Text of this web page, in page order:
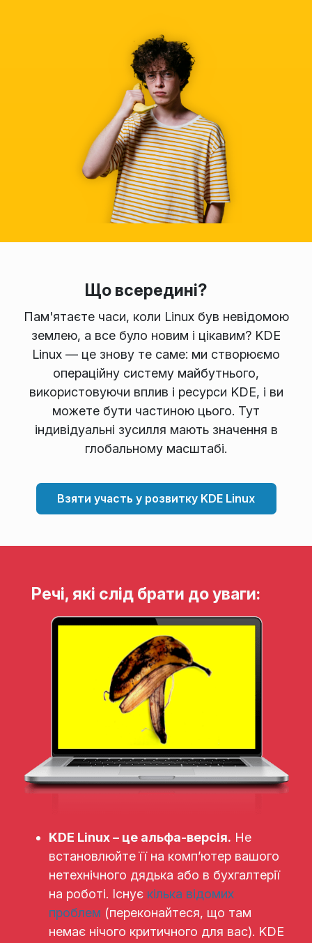
Що всередині?
Пам'ятаєте часи, коли Linux був невідомою
землею, а все було новим і цікавим? KDE
Linux — це знову те саме: ми створюємо
операційну систему майбутнього,
використовуючи вплив і ресурси KDE, і ви
можете бути частиною цього. Тут
індивідуальні зусилля мають значення в
глобальному масштабі.
Взяти участь у розвитку KDE Linux
Речі, які слід брати до уваги:
KDE Linux – це альфа-версія. Не
встановлюйте її на комп’ютер вашого
нетехнічного дядька або в бухгалтерії
на роботі. Існує кілька відомих
проблем (переконайтеся, що там
немає нічого критичного для вас). KDE